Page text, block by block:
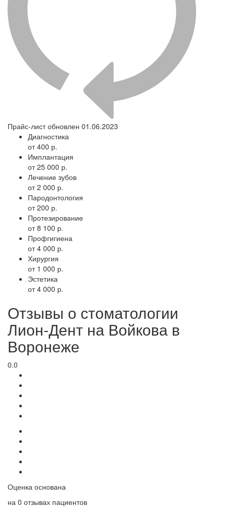
Прайс-лист обновлен 01.06.2023
Диагностика
от 400 р.
Имплантация
от 25 000 р.
Лечение зубов
от 2 000 р.
Пародонтология
от 200 р.
Протезирование
от 8 100 р.
Профгигиена
от 4 000 р.
Хирургия
от 1 000 р.
Эстетика
от 4 000 р.
Отзывы о стоматологии
Лион-Дент на Войкова в
Воронеже
0.0
Оценка основана
на 0 отзывах пациентов